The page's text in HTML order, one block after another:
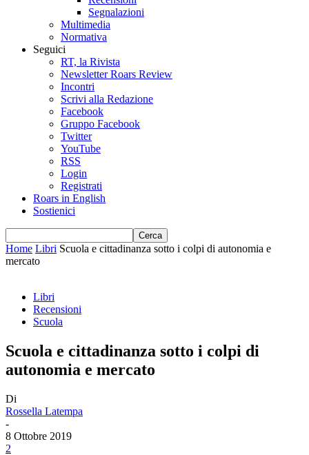
Segnalazioni
Multimedia
Normativa
Seguici
RT, la Rivista
Newsletter Roars Review
Incontri
Scrivi alla Redazione
Facebook
Gruppo Facebook
Twitter
YouTube
RSS
Login
Registrati
Roars in English
Sostienici
Home Libri Scuola e cittadinanza sotto i colpi di autonomia e
mercato
Libri
Recensioni
Scuola
Scuola e cittadinanza sotto i colpi di
autonomia e mercato
Di
Rossella Latempa
-
8 Ottobre 2019
2